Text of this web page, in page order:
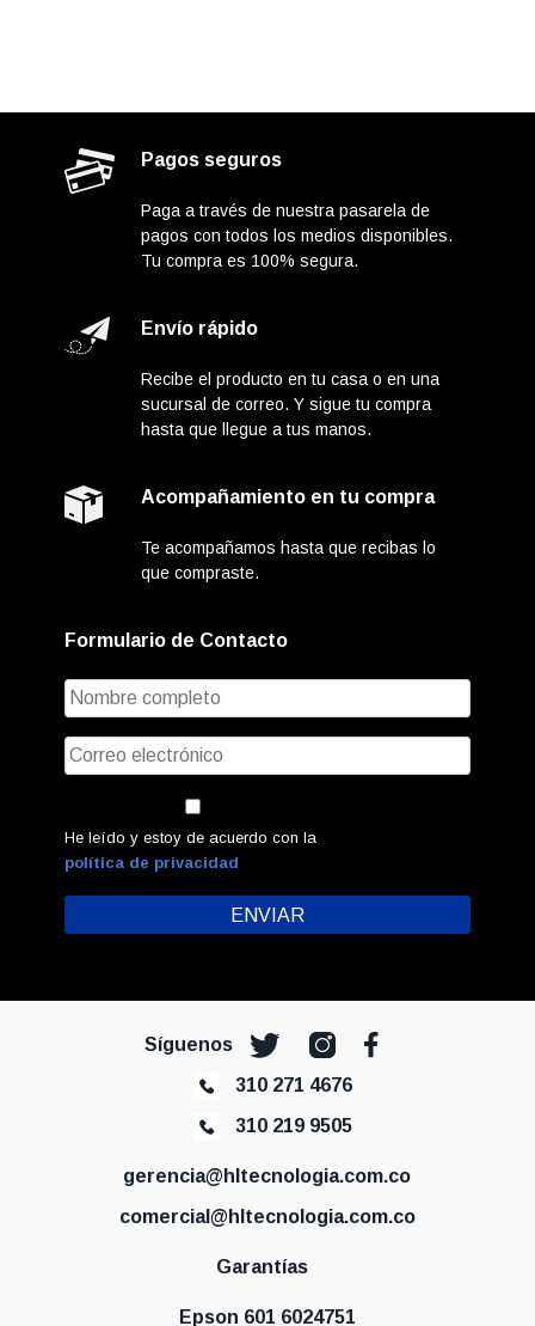
Pagos seguros
Paga a través de nuestra pasarela de
pagos con todos los medios disponibles.
Tu compra es 100% segura.
Envío rápido
Recibe el producto en tu casa o en una
sucursal de correo. Y sigue tu compra
hasta que llegue a tus manos.
Acompañamiento en tu compra
Te acompañamos hasta que recibas lo
que compraste.
Formulario de Contacto
He leído y estoy de acuerdo con la
política de privacidad
Síguenos
310 271 4676
310 219 9505
gerencia@hltecnologia.com.co
comercial@hltecnologia.com.co
Garantías
Epson 601 6024751